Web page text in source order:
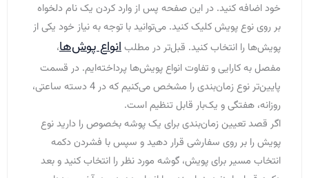
خود اضافه کنید. در این صفحه‌ پس از وارد کردن یک نام دلخواه
بر روی نوع پویش کلیک کنید. می‌‌توانید با توجه به نیاز خود یکی از
پویش‌ها را انتخاب کنید. قبل‌تر در مطلبانواع پوش‌ها،
مفصل به کارایی و تفاوت انواع پویش‌ها پرداخته‌ایم. در قسمت
پایین‌تر نوع زمان‌بندی را مشخص می‌کنیم که در 4 دسته ساعتی،
روزانه، هفتگی و یک‌بار قابل تنظیم است.
اگر قصد تعیین زمان‌بندی برای یک پوشه بخصوص را دارید نوع
پویش را بر روی سفارشی قرار دهید و سپس با فشردن دکمه
انتخاب مسیر برای پویش، گوشه مورد نظر را انتخاب کنید و بعد